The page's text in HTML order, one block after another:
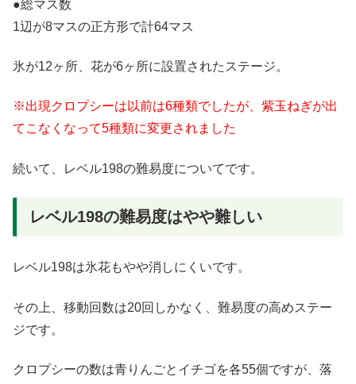
●総マス数
1辺が8マスの正方形で計64マス
氷が12ヶ所、花が6ヶ所に設置されたステージ。
※出現クロプシーは以前は6種類でしたが、紫玉ねぎが出
てこなくなって5種類に変更されました
続いて、レベル198の難易度についてです。
レベル198の難易度はやや難しい
レベル198は氷花もやや消しにくいです。
その上、移動回数は20回しかなく、難易度の高めステー
ジです。
クロプシーの数は青りんごとイチゴを各55個ですが、落